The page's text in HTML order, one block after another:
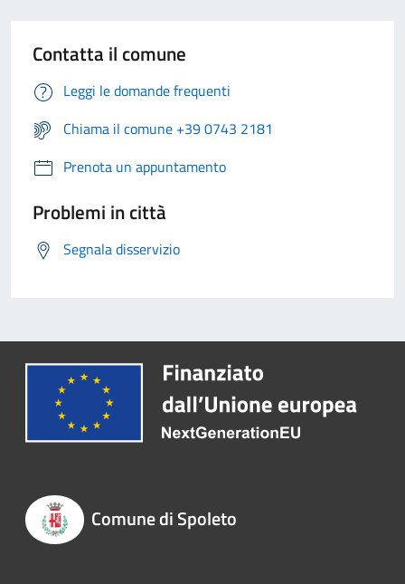
Contatta il comune
Leggi le domande frequenti
Chiama il comune +39 0743 2181
Prenota un appuntamento
Problemi in città
Segnala disservizio
Comune di Spoleto